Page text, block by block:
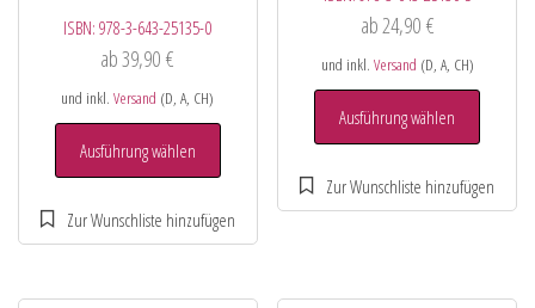
ISBN:978-3-643-25135-0
ab39,90€
und inkl.Versand (D, A, CH)
Ausführung wählen
ab24,90 €
und inkl. Versand (D, A, CH)
Ausführung wählen